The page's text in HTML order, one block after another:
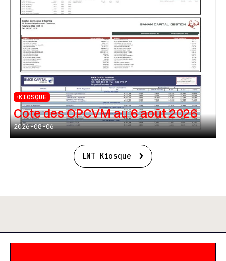
KIOSQUE
Cote des OPCVM au 6 août 2026
2026-08-06
LNT Kiosque